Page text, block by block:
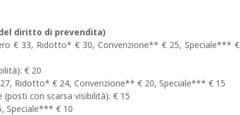
diritto di prevendita)
€ 33, Ridotto* € 30, Convenzione** € 25, Speciale*** €
€ 20
Ridotto* € 24, Convenzione** € 20, Speciale*** € 15
con scarsa visibilità): € 15
Speciale*** € 10